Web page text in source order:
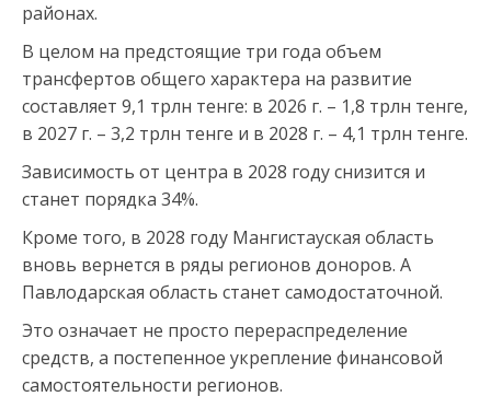
районах.
В целом на предстоящие три года объем
трансфертов общего характера на развитие
составляет 9,1 трлн тенге: в 2026 г. – 1,8 трлн тенге,
в 2027 г. – 3,2 трлн тенге и в 2028 г. – 4,1 трлн тенге.
Зависимость от центра в 2028 году снизится и
станет порядка 34%.
Кроме того, в 2028 году Мангистауская область
вновь вернется в ряды регионов доноров. А
Павлодарская область станет самодостаточной.
Это означает не просто перераспределение
средств, а постепенное укрепление финансовой
самостоятельности регионов.